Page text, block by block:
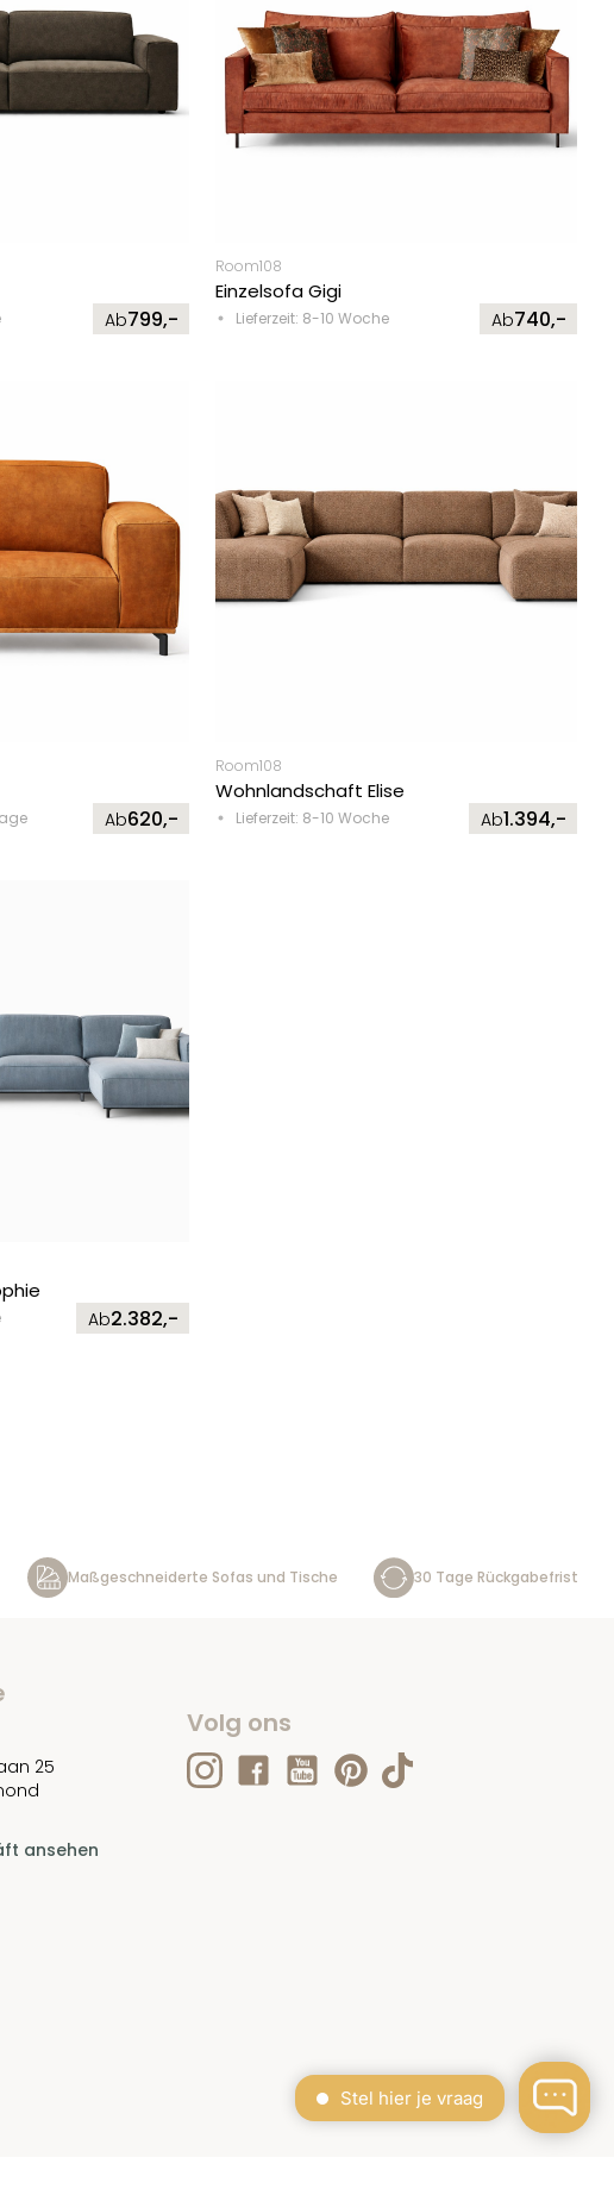
Ab799,-
Room108
Einzelsofa Gigi
Lieferzeit: 8-10 Woche Ab740,-
Ab620,-
Room108
Wohnlandschaft Elise
Lieferzeit: 8-10 Woche Ab1.394,-
Ab2.382,-
Maßgeschneiderte Sofas und Tische 30 Tage Rückgabefrist
25
ansehen
Volg ons